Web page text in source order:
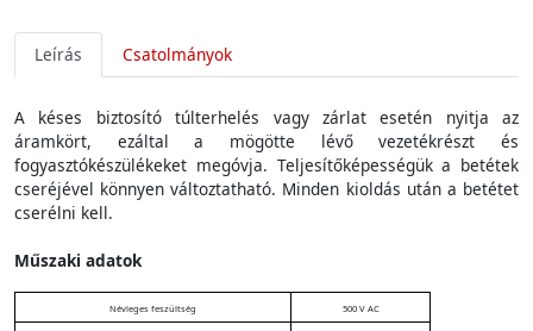
Leírás Csatolmányok
A késes biztosító túlterhelés vagy zárlat esetén nyitja az
áramkört, ezáltal a mögötte lévő vezetékrészt és
fogyasztókészülékeket megóvja. Teljesítőképességük a betétek
cseréjével könnyen változtatható. Minden kioldás után a betétet
cserélni kell.
Műszaki adatok
Névleges feszültség 500 V AC